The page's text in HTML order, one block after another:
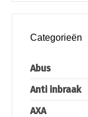
Categorieën
Abus
Anti inbraak
AXA